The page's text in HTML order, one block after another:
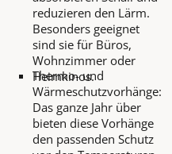
reduzieren den Lärm.
Besonders geeignet
sind sie für Büros,
Wohnzimmer oder
Heimkinos.
Thermo- und
Wärmeschutzvorhänge:
Das ganze Jahr über
bieten diese Vorhänge
den passenden Schutz